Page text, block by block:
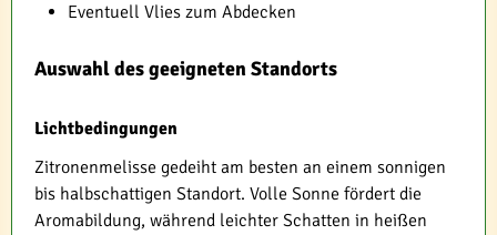
Eventuell Vlies zum Abdecken
Auswahl des geeigneten Standorts
Lichtbedingungen
Zitronenmelisse gedeiht am besten an einem sonnigen
bis halbschattigen Standort. Volle Sonne fördert die
Aromabildung, während leichter Schatten in heißen